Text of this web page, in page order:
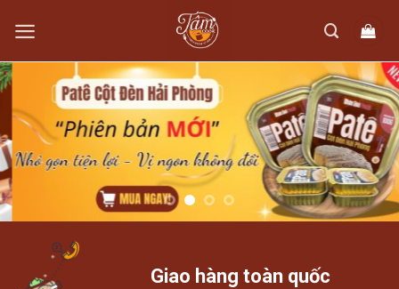
content
Giao hàng toàn quốc